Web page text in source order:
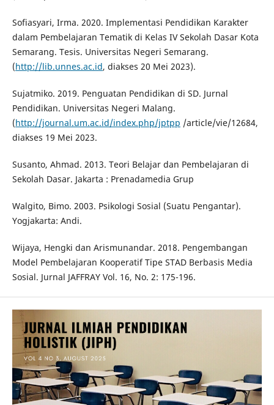
Sofiasyari, Irma. 2020. Implementasi Pendidikan Karakter
dalam Pembelajaran Tematik di Kelas IV Sekolah Dasar Kota
Semarang. Tesis. Universitas Negeri Semarang.
(http://lib.unnes.ac.id, diakses 20 Mei 2023).
Sujatmiko. 2019. Penguatan Pendidikan di SD. Jurnal
Pendidikan. Universitas Negeri Malang.
(http://journal.um.ac.id/index.php/jptpp /article/vie/12684,
diakses 19 Mei 2023.
Susanto, Ahmad. 2013. Teori Belajar dan Pembelajaran di
Sekolah Dasar. Jakarta : Prenadamedia Grup
Walgito, Bimo. 2003. Psikologi Sosial (Suatu Pengantar).
Yogjakarta: Andi.
Wijaya, Hengki dan Arismunandar. 2018. Pengembangan
Model Pembelajaran Kooperatif Tipe STAD Berbasis Media
Sosial. Jurnal JAFFRAY Vol. 16, No. 2: 175-196.